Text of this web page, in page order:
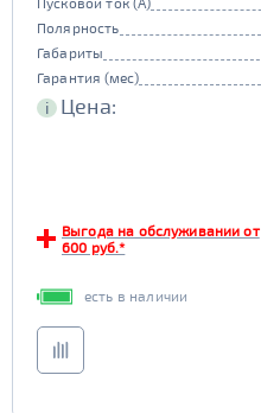
Полярность
Габариты
Гарантия (мес)
i Цена:
Выгода на обслуживании от
600 руб.*
есть в наличии